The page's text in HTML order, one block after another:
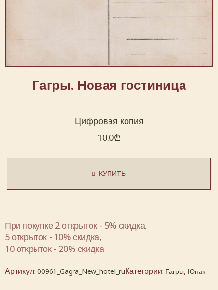
Гагры. Новая гостиница
Цифровая копия
10.0₾
КУПИТЬ
При покупке 2 открыток - 5% скидка,
5 открыток - 10% скидка,
10 открыток - 20% скидка
Артикул: 00961_Gagra_New_hotel_ruКатегории: Гагры, Юнак